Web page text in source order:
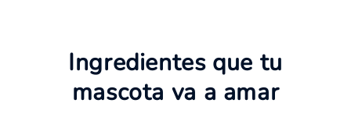
Ingredientes que tu
mascota va a amar